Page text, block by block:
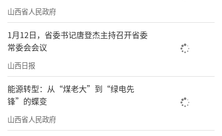
山西省人民政府
1月12日，省委书记唐登杰主持召开省委
常委会会议
山西日报
能源转型：从“煤老大”到“绿电先
锋”的蝶变
山西省人民政府